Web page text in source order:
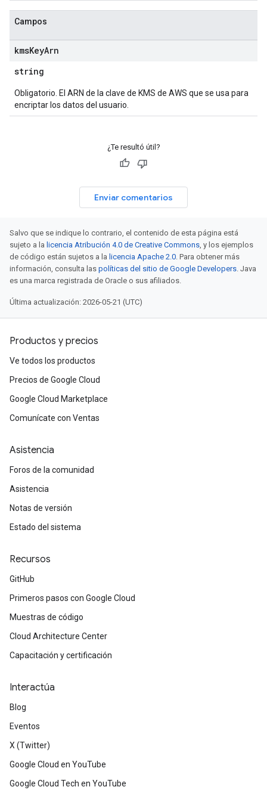
Campos
kmsKeyArn
string
Obligatorio. El ARN de la clave de KMS de AWS que se usa para
encriptar los datos del usuario.
¿Te resultó útil?
Enviar comentarios
Salvo que se indique lo contrario, el contenido de esta página está
sujeto a la licencia Atribución 4.0 de Creative Commons, y los ejemplos
de código están sujetos a la licencia Apache 2.0. Para obtener más
información, consulta las políticas del sitio de Google Developers. Java
es una marca registrada de Oracle o sus afiliados.
Última actualización: 2026-05-21 (UTC)
Productos y precios
Ve todos los productos
Precios de Google Cloud
Google Cloud Marketplace
Comunícate con Ventas
Asistencia
Foros de la comunidad
Asistencia
Notas de versión
Estado del sistema
Recursos
GitHub
Primeros pasos con Google Cloud
Muestras de código
Cloud Architecture Center
Capacitación y certificación
Interactúa
Blog
Eventos
X (Twitter)
Google Cloud en YouTube
Google Cloud Tech en YouTube